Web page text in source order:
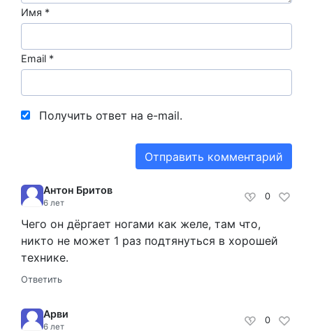
Имя *
Email *
Получить ответ на e-mail.
Антон Бритов
6 лет
0
Чего он дёргает ногами как желе, там что,
никто не может 1 раз подтянуться в хорошей
технике.
Ответить
Арви
6 лет
0